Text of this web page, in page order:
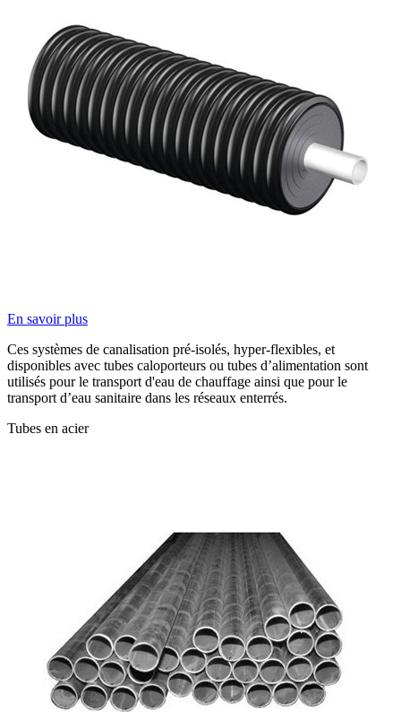
En savoir plus
Ces systèmes de canalisation pré-isolés, hyper-flexibles, et
disponibles avec tubes caloporteurs ou tubes d’alimentation sont
utilisés pour le transport d'eau de chauffage ainsi que pour le
transport d’eau sanitaire dans les réseaux enterrés.
Tubes en acier